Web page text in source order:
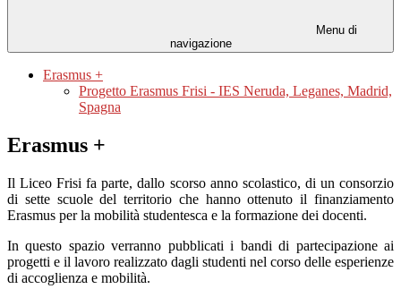
Menu di
navigazione
Erasmus +
Progetto Erasmus Frisi - IES Neruda, Leganes, Madrid,
Spagna
Erasmus +
Il Liceo Frisi fa parte, dallo scorso anno scolastico, di un consorzio
di sette scuole del territorio che hanno ottenuto il finanziamento
Erasmus per la mobilità studentesca e la formazione dei docenti.
In questo spazio verranno pubblicati i bandi di partecipazione ai
progetti e il lavoro realizzato dagli studenti nel corso delle esperienze
di accoglienza e mobilità.